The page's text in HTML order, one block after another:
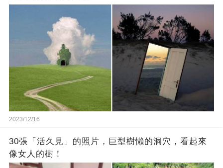
2023/12/16
30張「活久見」的照片，巨型樹懶的洞穴，看起來
像女人的樹！